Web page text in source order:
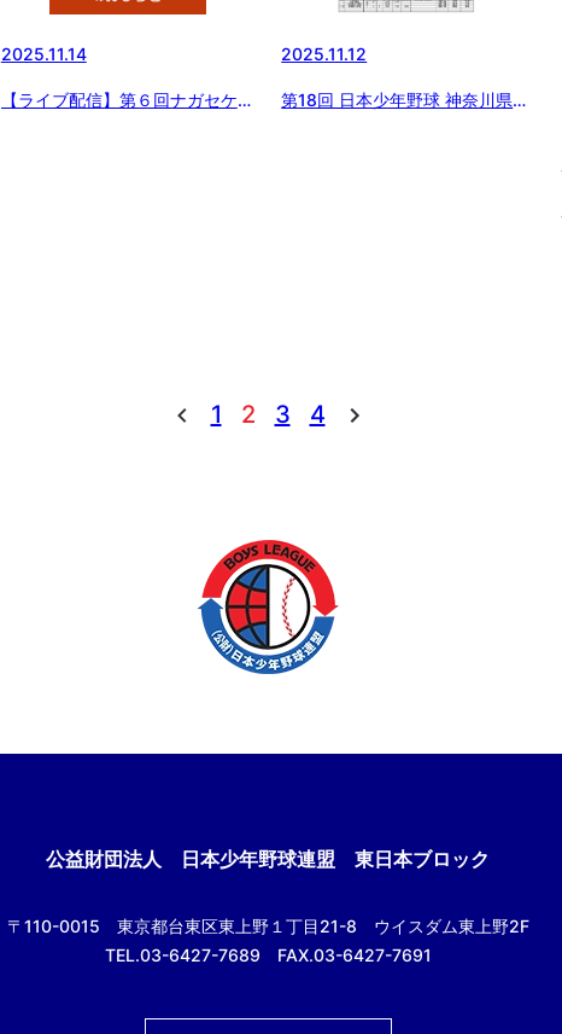
2025.11.14
【ライブ配信】第６回ナガセケン
2025.11.12
第18回 日本少年野球 神奈川県央
1 2 3 4
公益財団法人 日本少年野球連盟 東日本ブロック
〒110-0015 東京都台東区東上野１丁目21-8 ウイスダム東上野2F
TEL.03-6427-7689 FAX.03-6427-7691